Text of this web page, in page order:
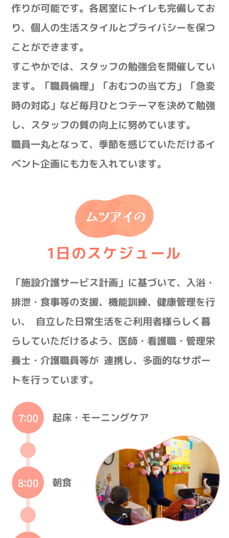
作りが可能です。各居室にトイレも完備してお
り、個人の生活スタイルとプライバシーを保つ
ことができます。
すこやかでは、スタッフの勉強会を開催してい
ます。「職員倫理」「おむつの当て方」「急変
時の対応」など毎月ひとつテーマを決めて勉強
し、スタッフの質の向上に努めています。
職員一丸となって、季節を感じていただけるイ
ベント企画にも力を入れています。
ムツアイの
1日のスケジュール
「施設介護サービス計画」に基づいて、入浴・
排泄・食事等の支援、機能訓練、健康管理を行
い、 自立した日常生活をご利用者様らしく暮
らしていただけるよう、医師・看護職・管理栄
養士・介護職員等が 連携し、多面的なサポー
トを行っています。